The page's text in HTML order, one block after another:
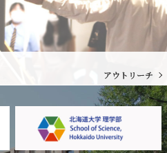
アウトリーチ